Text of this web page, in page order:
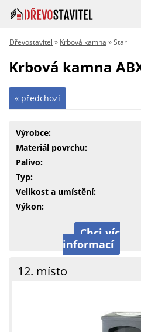
Dřevostavitel » Krbová kamna » Star
Krbová kamna
« předchozí
Výrobce:
Materiál povrchu:
Palivo:
Typ:
Velikost a umístění:
Výkon:
Chci víc
informací
12. místo